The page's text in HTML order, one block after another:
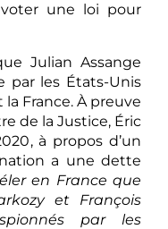
une loi pour
Julian Assange
par les États-Unis
France. À preuve
de la Justice, Éric
à propos d’un
a une dette
en France que
et François
par les